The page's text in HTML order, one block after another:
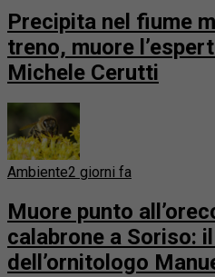
Precipita nel fiume
treno, muore
Michele Cerutti
Ambiente2 giorni fa
Muore punto
calabrone a Soriso:
dell’ornitologo